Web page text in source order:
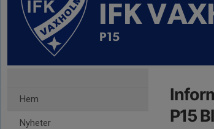
IFK
P15
Hem
Nyheter
P15